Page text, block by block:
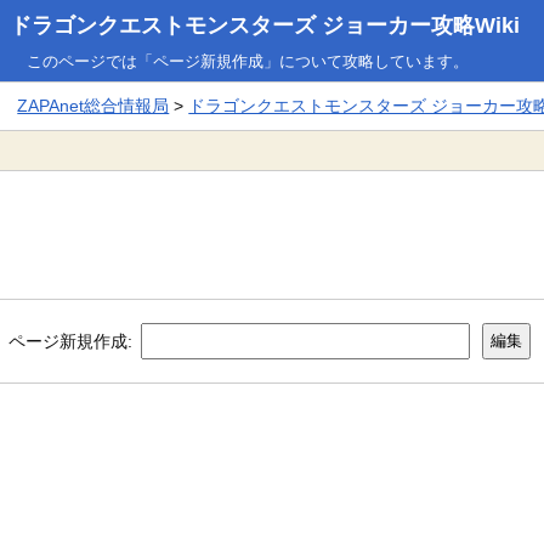
ドラゴンクエストモンスターズ ジョーカー攻略Wiki
このページでは「ページ新規作成」について攻略しています。
ZAPAnet総合情報局 > ドラゴンクエストモンスターズ ジョーカー攻
ページ新規作成: